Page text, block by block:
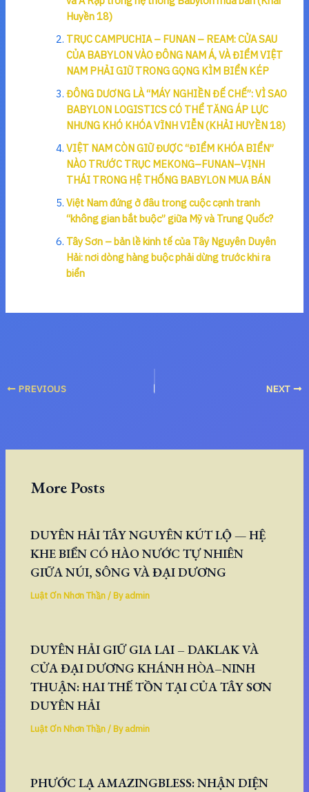
Huyền 18)
TRỤC CAMPUCHIA – FUNAN – REAM: CỬA SAU
CỦA BABYLON VÀO ĐÔNG NAM Á, VÀ ĐIỂM VIỆT
NAM PHẢI GIỮ TRONG GỌNG KÌM BIỂN KÉP
ĐÔNG DƯƠNG LÀ “MÁY NGHIỀN ĐẾ CHẾ”: VÌ SAO
BABYLON LOGISTICS CÓ THỂ TĂNG ÁP LỰC
NHƯNG KHÓ KHÓA VĨNH VIỄN (KHẢI HUYỀN 18)
VIỆT NAM CÒN GIỮ ĐƯỢC “ĐIỂM KHÓA BIỂN”
NÀO TRƯỚC TRỤC MEKONG–FUNAN–VỊNH
THÁI TRONG HỆ THỐNG BABYLON MUA BÁN
Việt Nam đứng ở đâu trong cuộc cạnh tranh
“không gian bắt buộc” giữa Mỹ và Trung Quốc?
Tây Sơn – bản lề kinh tế của Tây Nguyên Duyên
Hải: nơi dòng hàng buộc phải dừng trước khi ra
biển
PREVIOUS NEXT
More Posts
DUYÊN HẢI TÂY NGUYÊN KÚT LỘ — HỆ
KHE BIỂN CÓ HÀO NƯỚC TỰ NHIÊN
GIỮA NÚI, SÔNG VÀ ĐẠI DƯƠNG
Luật Ơn Nhơn Thần/ Byadmin
DUYÊN HẢI GIỮ GIA LAI – DAKLAK VÀ
CỬA ĐẠI DƯƠNG KHÁNH HÒA–NINH
THUẬN: HAI THẾ TỒN TẠI CỦA TÂY SƠN
DUYÊN HẢI
Luật Ơn Nhơn Thần/ Byadmin
PHƯỚC LẠ AMAZINGBLESS: NHẬN DIỆN